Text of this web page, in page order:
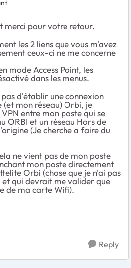
merci pour votre retour.
les 2 liens que vous m'avez
ceux-ci ne me concerne
mode Access Point, les
dans les menus.
d'établir une connexion
(et mon réseau) Orbi, je
entre mon poste qui se
ORBI et un réseau Hors de
(Je cherche a faire du
ne vient pas de mon poste
mon poste directement
Orbi (chose que je n'ai pas
qui devrait me valider que
de ma carte Wifi).
Reply